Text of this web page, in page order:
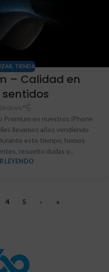
TIENDA
– Calidad en
Premium en nuestros iPhone
llevamos años vendiendo
este tiempo, hemos
resuelto dudas y...
LEYENDO
4 5 › »